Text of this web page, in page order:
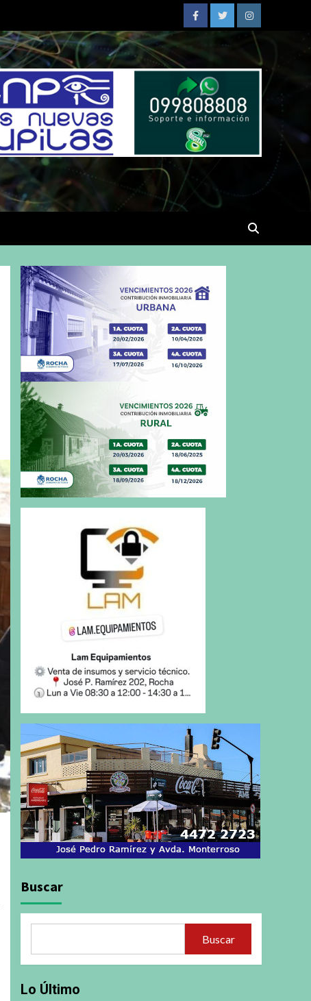
FacebookTwitterInstagram
Buscar
Buscar
Lo Último